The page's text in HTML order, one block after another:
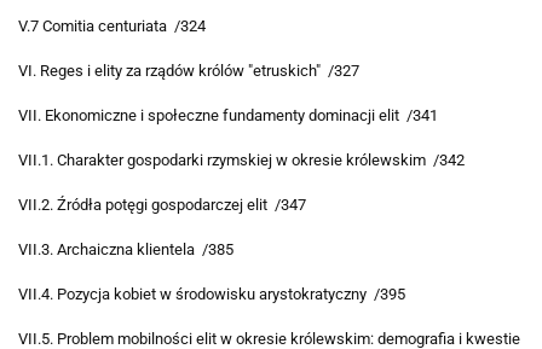
V.7 Comitia centuriata /324
VI. Reges i elity za rządów królów "etruskich" /327
VII. Ekonomiczne i społeczne fundamenty dominacji elit /341
VII.1. Charakter gospodarki rzymskiej w okresie królewskim /342
VII.2. Źródła potęgi gospodarczej elit /347
VII.3. Archaiczna klientela /385
VII.4. Pozycja kobiet w środowisku arystokratyczny /395
VII.5. Problem mobilności elit w okresie królewskim: demografia i kwestie